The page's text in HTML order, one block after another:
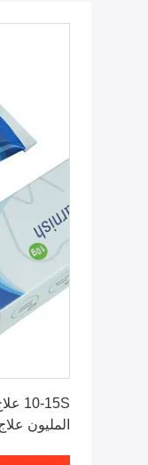
المليون